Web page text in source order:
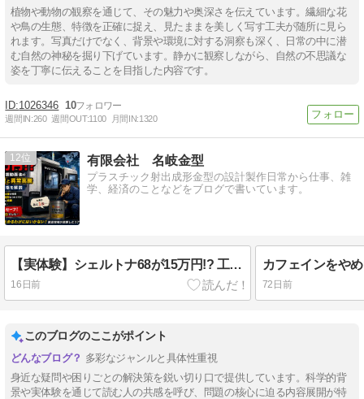
植物や動物の観察を通じて、その魅力や奥深さを伝えています。繊細な花
や鳥の生態、特徴を正確に捉え、見たままを美しく写す工夫が随所に見ら
れます。写真だけでなく、背景や環境に対する洞察も深く、日常の中に潜
む自然の神秘を掘り下げています。静かに観察しながら、自然の不思議な
姿を丁寧に伝えることを目指した内容です。
1026346 10
週間IN:260 週間OUT:1100 月間IN:1320
12 有限会社 名岐金型
プラスチック射出成形金型の設計製作日常から仕事、雑
学、経済のことなどをブログで書いています。
【実体験】シェルトナ68が15万円!? 工作機械用摺動面油の供給不足と異常高騰、その後の価格を解説
16日前 72日前
このブログのここがポイント
多彩なジャンルと具体性重視
身近な疑問や困りごとの解決策を鋭い切り口で提供しています。科学的背
景や実体験を通じて読む人の共感を呼び、問題の核心に迫る内容展開が特